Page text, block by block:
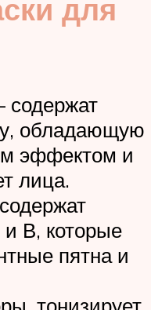
для
содержат
обладающую
эффектом и
лица.
В, которые
пятна и